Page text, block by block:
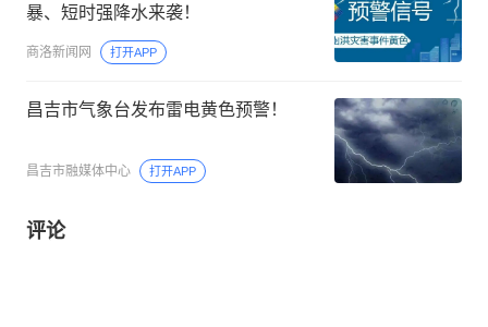
暴、短时强降水来袭！
商洛新闻网 打开APP
昌吉市气象台发布雷电黄色预警！
昌吉市融媒体中心 打开APP
评论